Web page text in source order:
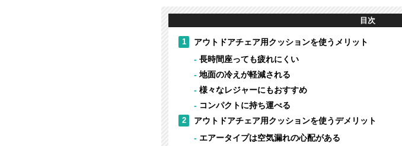
目次
1
アウトドアチェア用クッションを使うメリット
長時間座っても疲れにくい
地面の冷えが軽減される
様々なレジャーにもおすすめ
コンパクトに持ち運べる
2
アウトドアチェア用クッションを使うデメリット
エアータイプは空気漏れの心配がある